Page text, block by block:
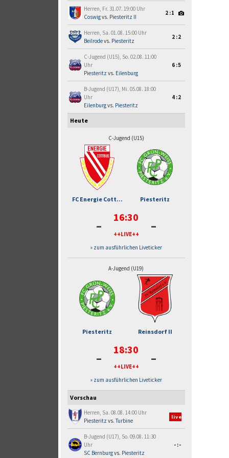
Herren, Fr. 31.07. 19:00 Uhr
Coswigvs. Piesteritz II
2:1
Herren, Sa. 01.08. 15:00 Uhr
Beilrodevs. Piesteritz
2:2
C-Jugend (U15), So. 02.08. 11:00
Uhr
Piesteritz vs. Eilenburg
6:5
B-Jugend (U17), Mi. 05.08. 18:00
Uhr
Eilenburgvs. Piesteritz
4:2
Heute
C-Jugend (U15)
FC Energie Cott... Piesteritz
- 16:30
++LIVE++ -
» zum ausführlichen Liveticker
A-Jugend (U19)
Piesteritz Reinsdorf II
- 18:30
++LIVE++ -
» zum ausführlichen Liveticker
Vorschau
Herren, Sa. 08.08. 14:00 Uhr
Piesteritz vs.Turbine
live
B-Jugend (U17), So. 09.08. 11:30
Uhr
SC Bernburgvs. Piesteritz
-:-